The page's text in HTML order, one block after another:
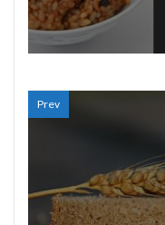
Prev